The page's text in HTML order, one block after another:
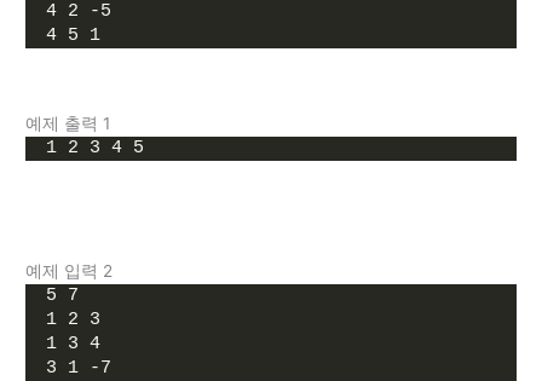
4 2 -5
4 5 1
예제 출력 1
1 2 3 4 5
예제 입력 2
5 7
1 2 3
1 3 4
3 1 -7